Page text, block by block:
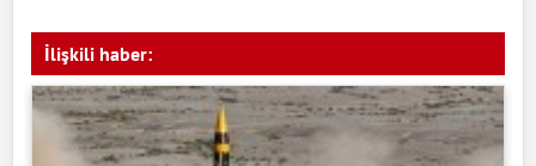
İlişkili haber: